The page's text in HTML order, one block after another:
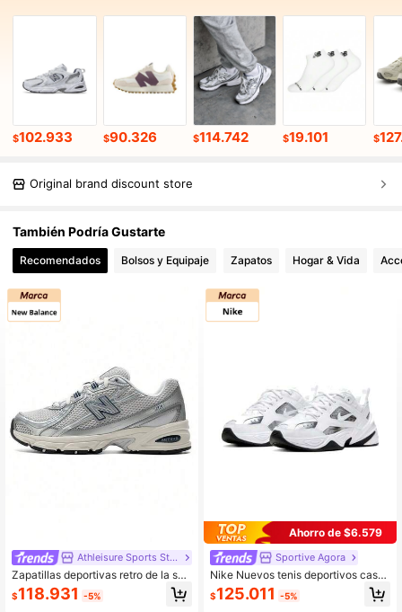
$102.933 $90.326 $114.742 $19.101 $
Original brand discount store
También Podría Gustarte
Recomendados Bolsos y Equipaje Zapatos Hogar & Vida
Athleisure Sports Store
Zapatillas deportivas retro de la seri
e 740 de New Balance, nueva llega
da de primavera 2026, tenis casual
$118.931 -5%
Ahorro de $6.579
Sportive Agora
Nike Nuevos tenis deportivos casu
ales de estilo retro color plata metál
ico M2K Tekno ESS para mujer
$125.011 -5%